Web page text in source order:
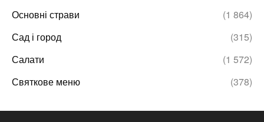
Основні страви
(1 864)
Сад і город
(315)
Салати
(1 572)
Святкове меню
(378)